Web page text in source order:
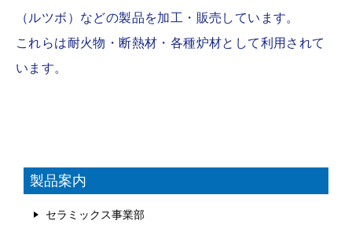
（ルツボ）などの製品を加工・販売しています。
これらは耐火物・断熱材・各種炉材として利用されて
います。
製品案内
セラミックス事業部